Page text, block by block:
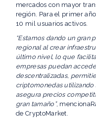
mercados con mayor
región. Para el primer
10 mil usuarios activos.
“Estamos dando un gran
regional al crear
último nivel, lo que
empresas puedan
descentralizadas,
criptomonedas
asegura precios
gran tamaño”,
de CryptoMarket.